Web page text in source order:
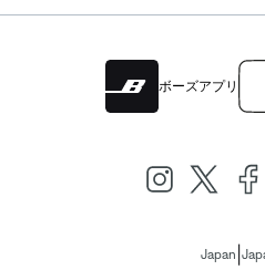
ボーズアプリ
Japan